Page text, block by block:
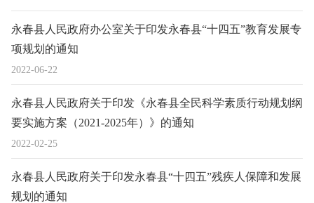
2022-06-22
永春县人民政府办公室关于印发永春县“十四五”教育发展专
项规划的通知
2022-02-25
永春县人民政府关于印发《永春县全民科学素质行动规划纲
要实施方案（2021-2025年）》的通知
永春县人民政府关于印发永春县“十四五”残疾人保障和发展
规划的通知